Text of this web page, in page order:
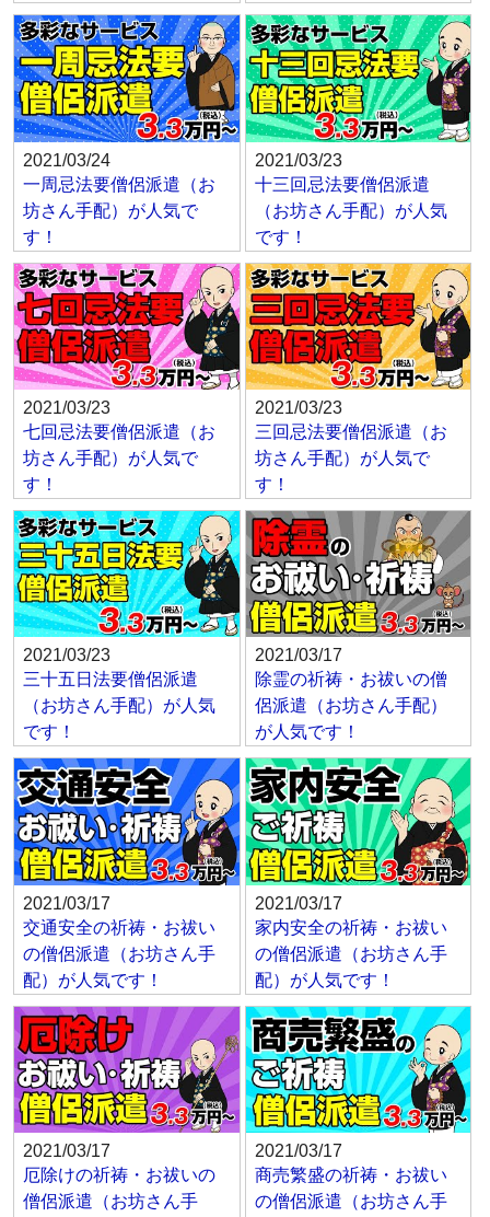
2021/03/24
一周忌法要僧侶派遣（お
坊さん手配）が人気で
す！
2021/03/23
十三回忌法要僧侶派遣
（お坊さん手配）が人気
です！
2021/03/23
七回忌法要僧侶派遣（お
坊さん手配）が人気で
す！
2021/03/23
三回忌法要僧侶派遣（お
坊さん手配）が人気で
す！
2021/03/23
三十五日法要僧侶派遣
（お坊さん手配）が人気
です！
2021/03/17
除霊の祈祷・お祓いの僧
侶派遣（お坊さん手配）
が人気です！
2021/03/17
交通安全の祈祷・お祓い
の僧侶派遣（お坊さん手
配）が人気です！
2021/03/17
家内安全の祈祷・お祓い
の僧侶派遣（お坊さん手
配）が人気です！
2021/03/17
厄除けの祈祷・お祓いの
僧侶派遣（お坊さん手
2021/03/17
商売繁盛の祈祷・お祓い
の僧侶派遣（お坊さん手